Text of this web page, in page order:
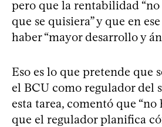
pero que la rentabilidad
que se quisiera” y que en
haber “mayor desarrollo y
Eso es lo que pretende que
el BCU como regulador del
esta tarea, comentó que “no
que el regulador planifica